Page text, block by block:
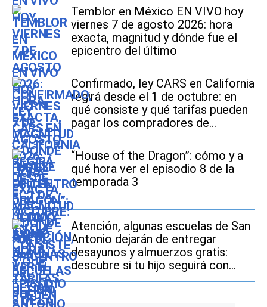
Temblor en México EN VIVO hoy
viernes 7 de agosto 2026: hora
exacta, magnitud y dónde fue el
epicentro del último
Confirmado, ley CARS en California
regirá desde el 1 de octubre: en
qué consiste y qué tarifas pueden
pagar los compradores de
vehículos usados
“House of the Dragon”: cómo y a
qué hora ver el episodio 8 de la
temporada 3
Atención, algunas escuelas de San
Antonio dejarán de entregar
desayunos y almuerzos gratis:
descubre si tu hijo seguirá con
este beneficio durante el ciclo